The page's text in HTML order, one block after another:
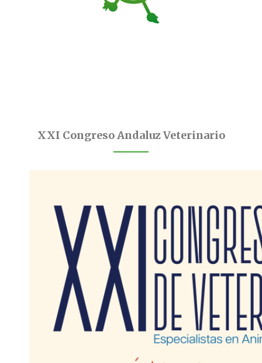
XXI Congreso Andaluz Veterinario